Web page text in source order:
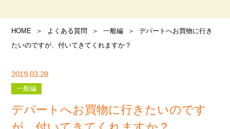
スタッフ紹介
すも旅行記
くある質問
HOME よくある質問 一般編
デパートへお買物に行き
たいのですが、付いてきてくれますか？
2019.03.28
一般編
デパートへお買物に行きたいのです